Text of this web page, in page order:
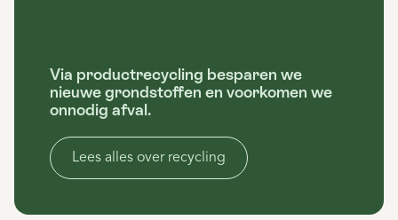
Via productrecycling besparen we
nieuwe grondstoffen en voorkomen we
onnodig afval.
Lees alles over recycling